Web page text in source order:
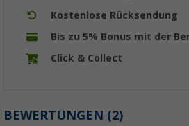
Kostenlose Rücksendung
Bis zu 5% Bonus mit der
Click & Collect
BEWERTUNGEN (2)